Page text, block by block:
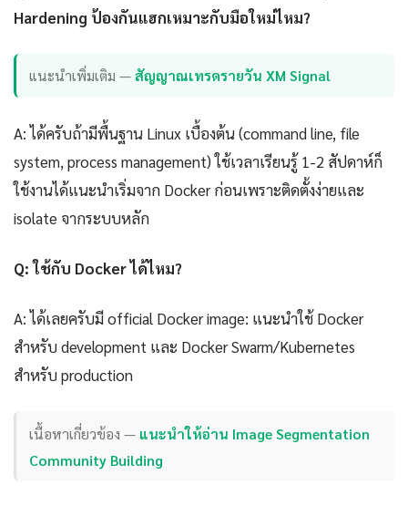
Hardening ป้องกันแฮกเหมาะกับมือใหม่ไหม?
แนะนำเพิ่มเติม —สัญญาณเทรดรายวัน XM Signal
A: ได้ครับถ้ามีพื้นฐาน Linux เบื้องต้น (command line, file
system, process management) ใช้เวลาเรียนรู้ 1-2 สัปดาห์ก็
ใช้งานได้แนะนำเริ่มจาก Docker ก่อนเพราะติดตั้งง่ายและ
isolate จากระบบหลัก
Q: ใช้กับ Docker ได้ไหม?
A: ได้เลยครับมี official Docker image: แนะนำใช้ Docker
สำหรับ development และ Docker Swarm/Kubernetes
สำหรับ production
เนื้อหาเกี่ยวข้อง — แนะนำให้อ่าน Image Segmentation
Community Building